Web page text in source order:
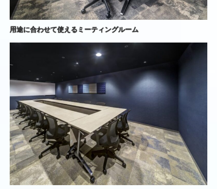
用途に合わせて使えるミーティングルーム